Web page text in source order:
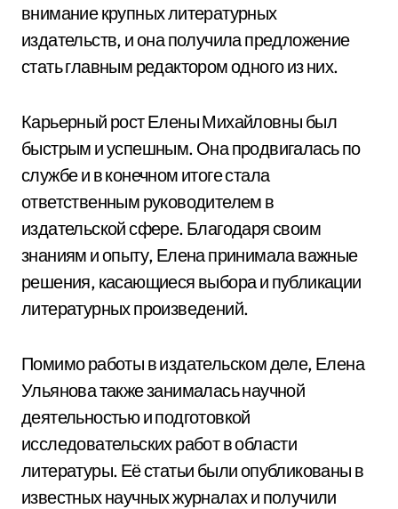
внимание крупных литературных
издательств, и она получила предложение
стать главным редактором одного из них.
Карьерный рост Елены Михайловны был
быстрым и успешным. Она продвигалась по
службе и в конечном итоге стала
ответственным руководителем в
издательской сфере. Благодаря своим
знаниям и опыту, Елена принимала важные
решения, касающиеся выбора и публикации
литературных произведений.
Помимо работы в издательском деле, Елена
Ульянова также занималась научной
деятельностью и подготовкой
исследовательских работ в области
литературы. Её статьи были опубликованы в
известных научных журналах и получили